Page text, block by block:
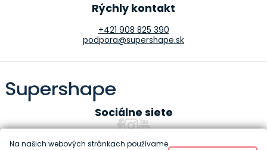
Rýchly kontakt
+421 908 825 390
podpora@supershape.sk
Sociálne siete
Na našich webových stránkach používame